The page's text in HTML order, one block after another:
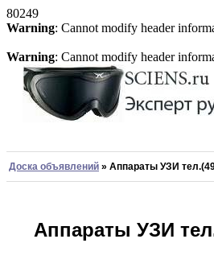
80249
Warning: Cannot modify header
Warning: Cannot modify header
Доска объявлений » Аппараты УЗИ
Аппараты УЗИ